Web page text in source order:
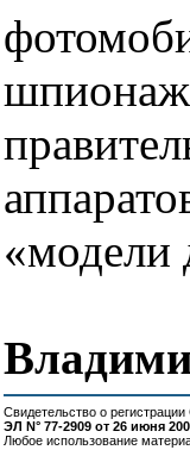
«модели
Свидетельство о
ЭЛ N° 77-2909 от 26 июня
Любое использование